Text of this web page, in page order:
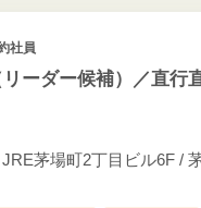
社員
ーダー候補）／直行
茅場町2丁目ビル6F /